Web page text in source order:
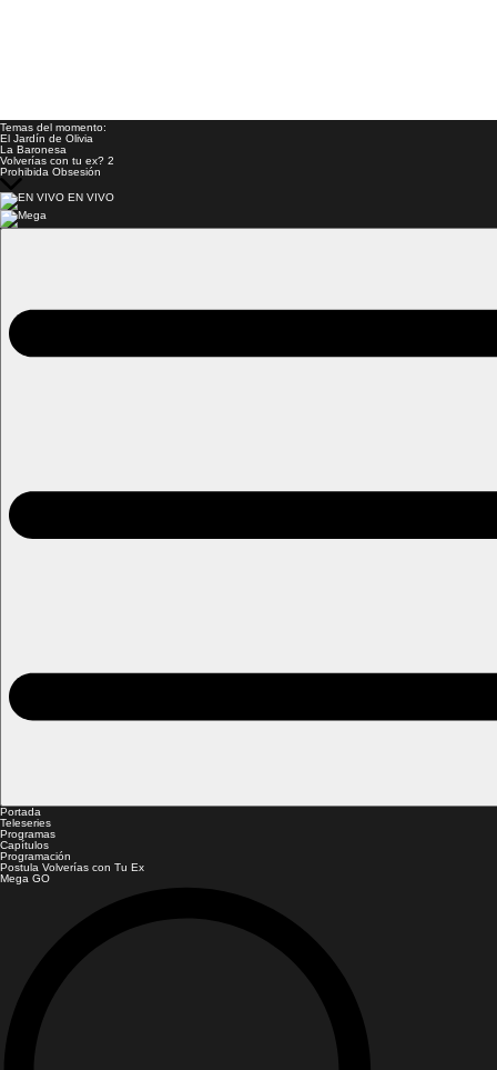
Temas del momento:
El Jardín de Olivia
La Baronesa
Volverías con tu ex? 2
Prohibida Obsesión
EN VIVO
Portada
Teleseries
Programas
Capítulos
Programación
Postula Volverías con Tu Ex
Mega GO